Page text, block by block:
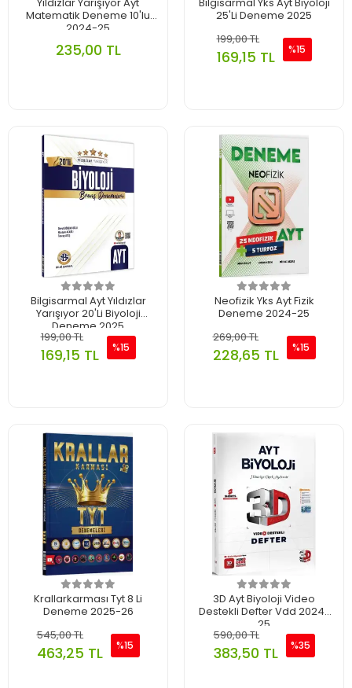
Matematik Deneme 10'lu
2024-25
235,00 TL
25'Li Deneme 2025
199,00 TL
169,15 TL %15
Bilgisarmal Ayt Yıldızlar
Yarışıyor 20'Li Biyoloji
Deneme 2025
199,00 TL
169,15 TL %15
Neofizik Yks Ayt Fizik
Deneme 2024-25
269,00 TL
228,65 TL %15
Krallarkarması Tyt 8 Li
Deneme 2025-26
545,00 TL
463,25 TL %15
3D Ayt Biyoloji Video
Destekli Defter Vdd 2024-
25
590,00 TL
383,50 TL %35